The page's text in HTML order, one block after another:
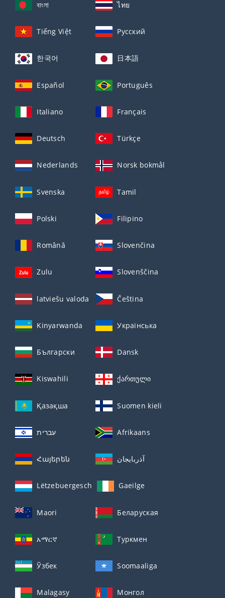
বাংলা ไทย
Tiếng Việt Русский
한국어 日本語
Español Português
Italiano Français
Deutsch Türkçe
Nederlands Norsk bokmål
Svenska Tamil
Polski Filipino
Română Slovenčina
Zulu Slovenščina
latviešu valoda Čeština
Kinyarwanda Українська
Български Dansk
Kiswahili ქართული
Қазақша Suomen kieli
עברית Afrikaans
Հայերեն آذربايجان
Lëtzebuergesch Gaeilge
Maori Беларуская
አማርኛ Туркмен
Ўзбек Soomaaliga
Malagasy Монгол